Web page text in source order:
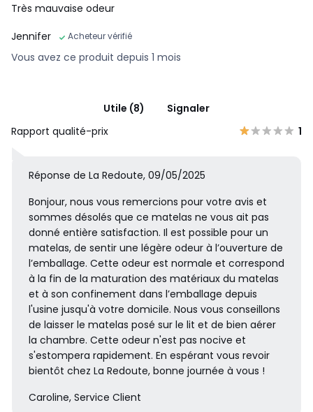
Très mauvaise odeur
Jennifer
Acheteur vérifié
Vous avez ce produit depuis 1 mois
Utile (8)
Signaler
Rapport qualité-prix
1
Réponse de La Redoute, 09/05/2025
Bonjour, nous vous remercions pour votre avis et
sommes désolés que ce matelas ne vous ait pas
donné entière satisfaction. Il est possible pour un
matelas, de sentir une légère odeur à l’ouverture de
l’emballage. Cette odeur est normale et correspond
à la fin de la maturation des matériaux du matelas
et à son confinement dans l’emballage depuis
l'usine jusqu'à votre domicile. Nous vous conseillons
de laisser le matelas posé sur le lit et de bien aérer
la chambre. Cette odeur n'est pas nocive et
s'estompera rapidement. En espérant vous revoir
bientôt chez La Redoute, bonne journée à vous !
Caroline, Service Client